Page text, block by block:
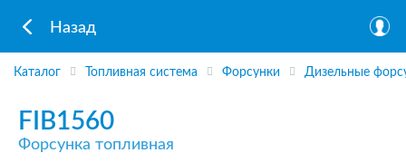
Назад
Каталог Топливная система Форсунки Дизельные
FIB1560
Форсунка топливная